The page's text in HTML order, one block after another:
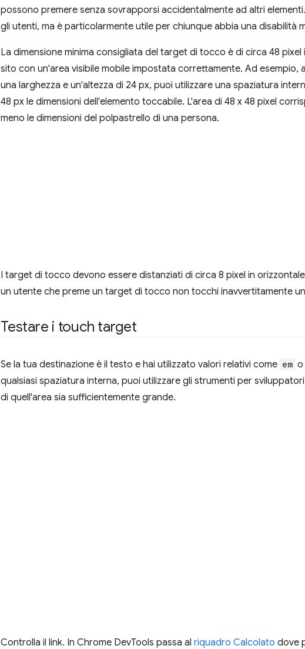
possono premere senza sovrapporsi accidentalmente ad altri
gli utenti, ma è particolarmente utile per chiunque abbia una disabilità
La dimensione minima consigliata del target di tocco è di circa 48
sito con un'area visibile mobile impostata correttamente. Ad esempio,
una larghezza e un'altezza di 24 px, puoi utilizzare una spaziatura
48 px le dimensioni dell'elemento toccabile. L'area di 48 x 48 pixel
meno le dimensioni del polpastrello di una persona.
I target di tocco devono essere distanziati di circa 8 pixel in
un utente che preme un target di tocco non tocchi inavvertitamente
Testare i touch target
Se la tua destinazione è il testo e hai utilizzato valori relativi come em o
qualsiasi spaziatura interna, puoi utilizzare gli strumenti per
di quell'area sia sufficientemente grande.
Controlla il link. In Chrome DevTools passa al riquadro Calcolato dove